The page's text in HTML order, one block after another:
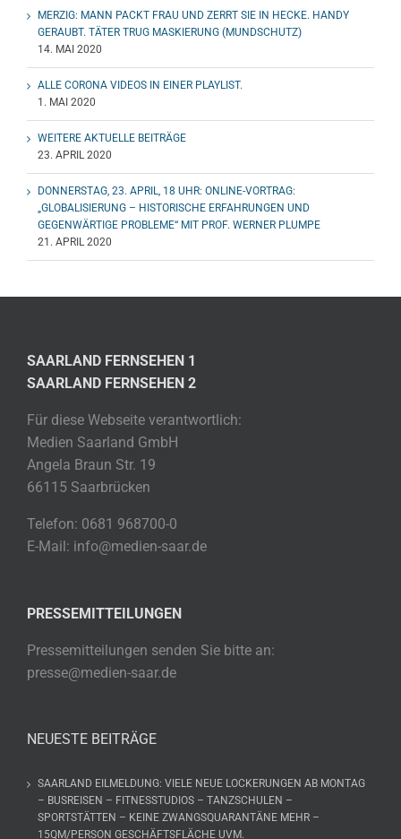
MERZIG: MANN PACKT FRAU UND ZERRT SIE IN HECKE. HANDY
GERAUBT. TÄTER TRUG MASKIERUNG (MUNDSCHUTZ)
14. MAI 2020
ALLE CORONA VIDEOS IN EINER PLAYLIST.
1. MAI 2020
WEITERE AKTUELLE BEITRÄGE
23. APRIL 2020
DONNERSTAG, 23. APRIL, 18 UHR: ONLINE-VORTRAG:
„GLOBALISIERUNG – HISTORISCHE ERFAHRUNGEN UND
GEGENWÄRTIGE PROBLEME“ MIT PROF. WERNER PLUMPE
21. APRIL 2020
SAARLAND FERNSEHEN 1
SAARLAND FERNSEHEN 2
Für diese Webseite verantwortlich:
Medien Saarland GmbH
Angela Braun Str. 19
66115 Saarbrücken
Telefon: 0681 968700-0
E-Mail: info@medien-saar.de
PRESSEMITTEILUNGEN
Pressemitteilungen senden Sie bitte an:
presse@medien-saar.de
NEUESTE BEITRÄGE
SAARLAND EILMELDUNG: VIELE NEUE LOCKERUNGEN AB MONTAG
– BUSREISEN – FITNESSTUDIOS – TANZSCHULEN –
SPORTSTÄTTEN – KEINE ZWANGSQUARANTÄNE MEHR –
15QM/PERSON GESCHÄFTSFLÄCHE UVM.